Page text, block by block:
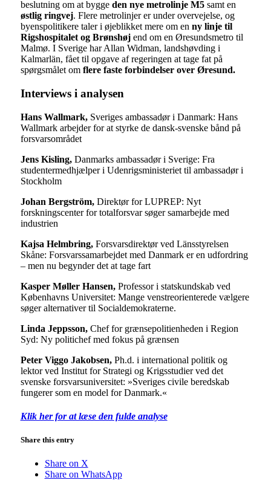
beslutning om at bygge den nye metrolinje M5samt en
østlig ringvej. Flere metrolinjer er under overvejelse, og
byenspolitikere taler i øjeblikket mere om en ny linje til
Rigshospitalet og Brønshøj end om en Øresundsmetro til
Malmø. I Sverige har Allan Widman, landshøvding i
Kalmarlän, fået til opgave af regeringen at tage fat på
spørgsmålet om flere faste forbindelser over Øresund.
Interviews i analysen
Hans Wallmark, Sveriges ambassadør i Danmark: Hans
Wallmark arbejder for at styrke de dansk-svenske bånd på
forsvarsområdet
Jens Kisling, Danmarks ambassadør i Sverige: Fra
studentermedhjælper i Udenrigsministeriet til ambassadør i
Stockholm
Johan Bergström, Direktør for LUPREP: Nyt
forskningscenter for totalforsvar søger samarbejde med
industrien
Kajsa Helmbring, Forsvarsdirektør ved Länsstyrelsen
Skåne: Forsvarssamarbejdet med Danmark er en udfordring
– men nu begynder det at tage fart
Kasper Møller Hansen, Professor i statskundskab ved
Københavns Universitet: Mange venstreorienterede vælgere
søger alternativer til Socialdemokraterne.
Linda Jeppsson, Chef for grænsepolitienheden i Region
Syd: Ny politichef med fokus på grænsen
Peter Viggo Jakobsen, Ph.d. i international politik og
lektor ved Institut for Strategi og Krigsstudier ved det
svenske forsvarsuniversitet: »Sveriges civile beredskab
fungerer som en model for Danmark.«
Klik her for at læse den fulde analyse
Share this entry
Share on X
Share on WhatsApp